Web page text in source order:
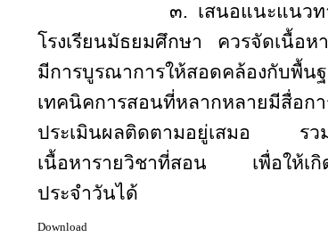
๓. เสนอแนะแนวท
โรงเรียนมัธยมศึกษา ควรจัดเนื้อ
มีการบูรณาการให้สอดคล้องกับพื้
เทคนิคการสอนที่หลากหลายมีสื่อ
ประเมินผลติดตามอยู่เสมอ รวมถึ
เนื้อหารายวิชาที่สอน เพื่อให้เกิ
ประจำวันได้
Download